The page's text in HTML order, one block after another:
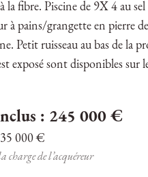
la fibre. Piscine de 9X 4 au
à pains/grangette en pierre
Petit ruisseau au bas de la
exposé sont disponibles sur
: 245 000 €
000 €
charge de l’acquéreur